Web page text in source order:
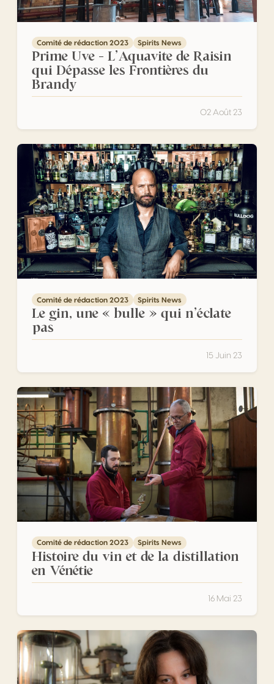
Comité de rédaction 2023 Spirits News
Prime Uve – L’Aquavite de Raisin
qui Dépasse les Frontières du
Brandy
02 Août 23
Le gin, une « bulle » qui n’éclate pas
Comité de rédaction 2023 Spirits News
Le gin, une « bulle » qui n’éclate
pas
15 Juin 23
Histoire du vin et de la distillation en Vénétie
Comité de rédaction 2023 Spirits News
Histoire du vin et de la distillation
en Vénétie
16 Mai 23
Priscilla Occhipinti: Première femme Maître Distillatrice